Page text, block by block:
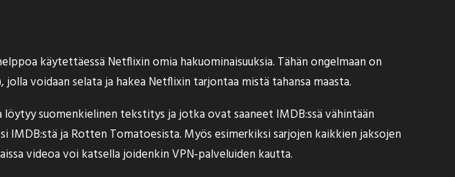
käytettäessä Netflixin omia hakuominaisuuksia. Tähän ongelmaan on
voidaan selata ja hakea Netflixin tarjontaa mistä tahansa maasta.
löytyy suomenkielinen tekstitys ja jotka ovat saaneet IMDB:ssä vähintään
ja Rotten Tomatoesista. Myös esimerkiksi sarjojen kaikkien jaksojen
videoa voi katsella joidenkin VPN-palveluiden kautta.